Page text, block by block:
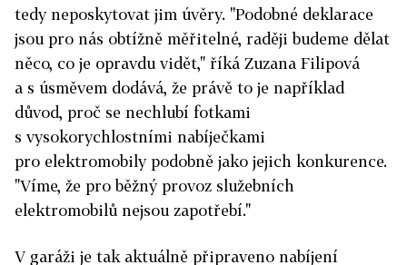
tedy neposkytovat jim úvěry. "Podobné deklarace
jsou pro nás obtížně měřitelné, raději budeme dělat
něco, co je opravdu vidět," říká Zuzana Filipová
a s úsměvem dodává, že právě to je například
důvod, proč se nechlubí fotkami
s vysokorychlostními nabíječkami
pro elektromobily podobně jako jejich konkurence.
"Víme, že pro běžný provoz služebních
elektromobilů nejsou zapotřebí."
V garáži je tak aktuálně připraveno nabíjení